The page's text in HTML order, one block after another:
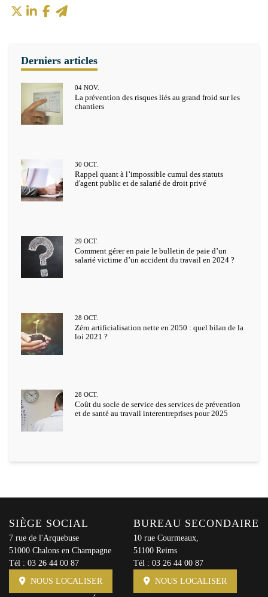
La prévention des risques liés au grand froid sur les
chantiers
04 NOV.
Rappel quant à l’impossible cumul des statuts
d'agent public et de salarié de droit privé
30 OCT.
Comment gérer en paie le bulletin de paie d’un
salarié victime d’un accident du travail en 2024 ?
29 OCT.
Zéro artificialisation nette en 2050 : quel bilan de la
loi 2021 ?
28 OCT.
Coût du socle de service des services de prévention
et de santé au travail interentreprises pour 2025
28 OCT.
SIÈGE SOCIAL
7 rue de l'Arquebuse
51000 Chalons en Champagne
Tél : 03 26 44 00 87
NOUS LOCALISER
BUREAU SECONDAIRE
10 rue Courmeaux,
51100 Reims
Tél : 03 26 44 00 87
NOUS LOCALISER